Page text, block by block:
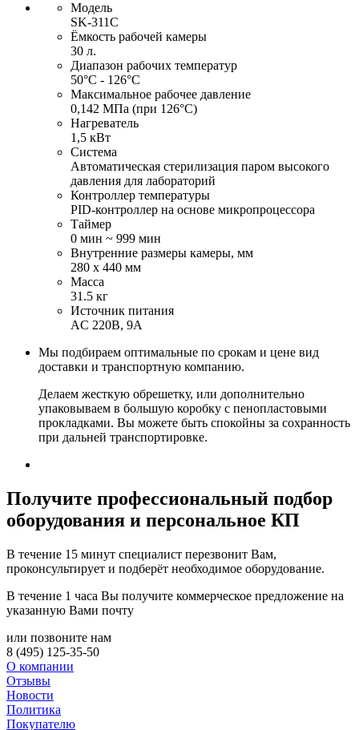
Модель
SK-311C
Ёмкость рабочей камеры
30 л.
Диапазон рабочих температур
50°С - 126°С
Максимальное рабочее давление
0,142 МПа (при 126°С)
Нагреватель
1,5 кВт
Система
Автоматическая стерилизация паром высокого
давления для лабораторий
Контроллер температуры
PID-контроллер на основе микропроцессора
Таймер
0 мин ~ 999 мин
Внутренние размеры камеры, мм
280 х 440 мм
Масса
31.5 кг
Источник питания
AC 220В, 9А
Мы подбираем оптимальные по срокам и цене вид
доставки и транспортную компанию.
Делаем жесткую обрешетку, или дополнительно
упаковываем в большую коробку с пенопластовыми
прокладками. Вы можете быть спокойны за сохранность
при дальней транспортировке.
Получите профессиональный подбор
оборудования и персональное КП
В течение 15 минут специалист перезвонит Вам,
проконсультирует и подберёт необходимое оборудование.
В течение 1 часа Вы получите коммерческое предложение на
указанную Вами почту
или позвоните нам
8 (495) 125-35-50
О компании
Отзывы
Новости
Политика
Покупателю